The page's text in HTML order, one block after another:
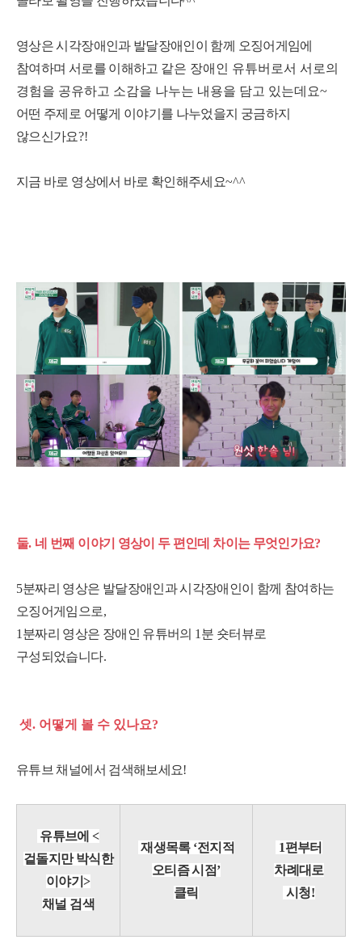
영상은 시각장애인과 발달장애인이 함께 오징어게임에
참여하며 서로를 이해하고 같은 장애인 유튜버로서 서로의
경험을 공유하고 소감을 나누는 내용을 담고 있는데요~
어떤 주제로 어떻게 이야기를 나누었을지 궁금하지
않으신가요?!
지금 바로 영상에서 바로 확인해주세요~^^
둘. 네 번째 이야기 영상이 두 편인데 차이는 무엇인가요?
5분짜리 영상은 발달장애인과 시각장애인이 함께 참여하는
오징어게임으로,
1 분짜리 영상은 장애인 유튜버의 1 분 숏터뷰로
구성되었습니다.
셋. 어떻게 볼 수 있나요?
유튜브 채널에서 검색해보세요!
유튜브에<
겉돌지만 박식한
이야기>
채널 검색
재생목록 ‘전지적
오티즘 시점’
클릭
1편부터
차례대로
시청!